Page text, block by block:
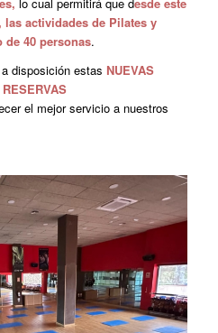
actividades de Pilates y
de 40 personas.
disposición estas NUEVAS
el mejor servicio a nuestros